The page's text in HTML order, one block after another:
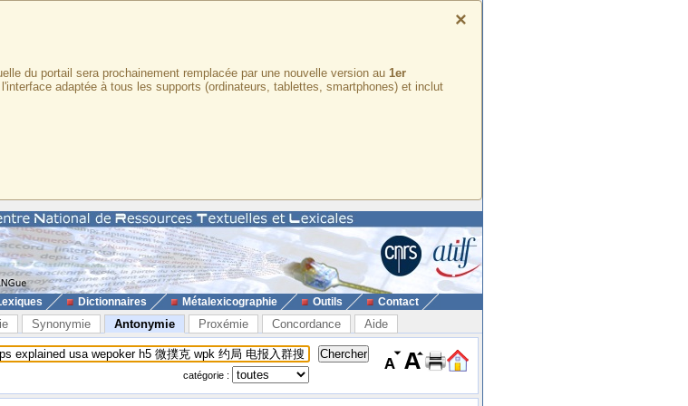
×
du portail sera prochainement remplacée par une nouvelle version au 1er
adaptée à tous les supports (ordinateurs, tablettes, smartphones) et inclut
Dictionnaires Métalexicographie Outils Contact
Synonymie Antonymie Proxémie Concordance Aide
catégorie :